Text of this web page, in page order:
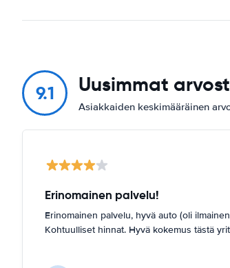
9.1 Uusimmat
Asiakkaiden keskimääräinen
Erinomainen palvelu!
Erinomainen palvelu, hyvä auto (oli
Kohtuulliset hinnat. Hyvä kokemus tästä